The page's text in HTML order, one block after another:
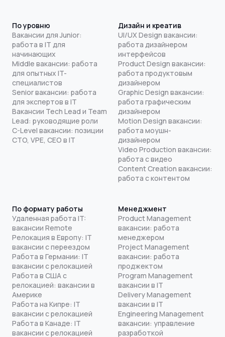
По уровню
Вакансии для Junior:
работа в IT для
начинающих
Middle вакансии: работа
для опытных IT-
специалистов
Senior вакансии: работа
для экспертов в IT
Вакансии Tech Lead и Team
Lead: руководящие роли
C-Level вакансии: позиции
CTO, VPE, CEO в IT
Дизайн и креатив
UI/UX Design вакансии:
работа дизайнером
интерфейсов
Product Design вакансии:
работа продуктовым
дизайнером
Graphic Design вакансии:
работа графическим
дизайнером
Motion Design вакансии:
работа моушн-
дизайнером
Video Production вакансии:
работа с видео
Content Creation вакансии:
работа с контентом
По формату работы
Удаленная работа IT:
вакансии Remote
Релокация в Европу: IT
вакансии с переездом
Работа в Германии: IT
вакансии с релокацией
Работа в США с
релокацией: вакансии в
Америке
Работа на Кипре: IT
вакансии с релокацией
Работа в Канаде: IT
вакансии с релокацией
Менеджмент
Product Management
вакансии: работа
менеджером
Project Management
вакансии: работа
проджектом
Program Management
вакансии в IT
Delivery Management
вакансии в IT
Engineering Management
вакансии: управление
разработкой